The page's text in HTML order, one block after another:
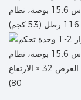
الحجم: 40.55 × 12.6 × 31.5 بوصة (الطول 103 × العرض 32 × الارتفاع
80)